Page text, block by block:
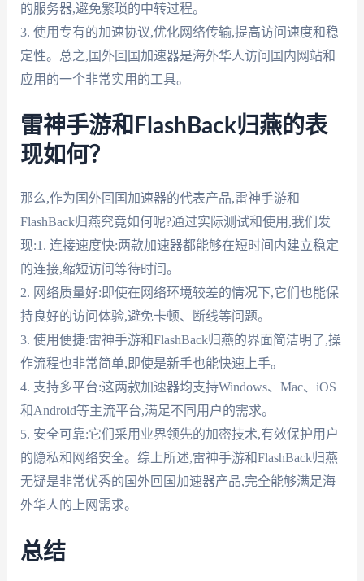
的服务器,避免繁琐的中转过程。
3. 使用专有的加速协议,优化网络传输,提高访问速度和稳
定性。总之,国外回国加速器是海外华人访问国内网站和
应用的一个非常实用的工具。
雷神手游和FlashBack归燕的表
现如何？
那么,作为国外回国加速器的代表产品,雷神手游和
FlashBack归燕究竟如何呢?通过实际测试和使用,我们发
现:1. 连接速度快:两款加速器都能够在短时间内建立稳定
的连接,缩短访问等待时间。
2. 网络质量好:即使在网络环境较差的情况下,它们也能保
持良好的访问体验,避免卡顿、断线等问题。
3. 使用便捷:雷神手游和FlashBack归燕的界面简洁明了,操
作流程也非常简单,即使是新手也能快速上手。
4. 支持多平台:这两款加速器均支持Windows、Mac、iOS
和Android等主流平台,满足不同用户的需求。
5. 安全可靠:它们采用业界领先的加密技术,有效保护用户
的隐私和网络安全。综上所述,雷神手游和FlashBack归燕
无疑是非常优秀的国外回国加速器产品,完全能够满足海
外华人的上网需求。
总结